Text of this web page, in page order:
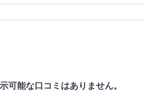
可能な口コミはありません。